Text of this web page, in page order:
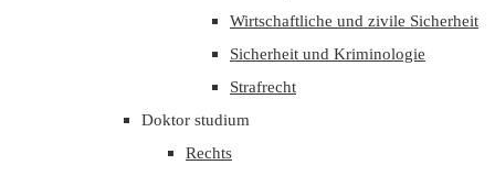
Wirtschaftliche und zivile Sicherheit
Sicherheit und Kriminologie
Strafrecht
Doktor studium
Rechts